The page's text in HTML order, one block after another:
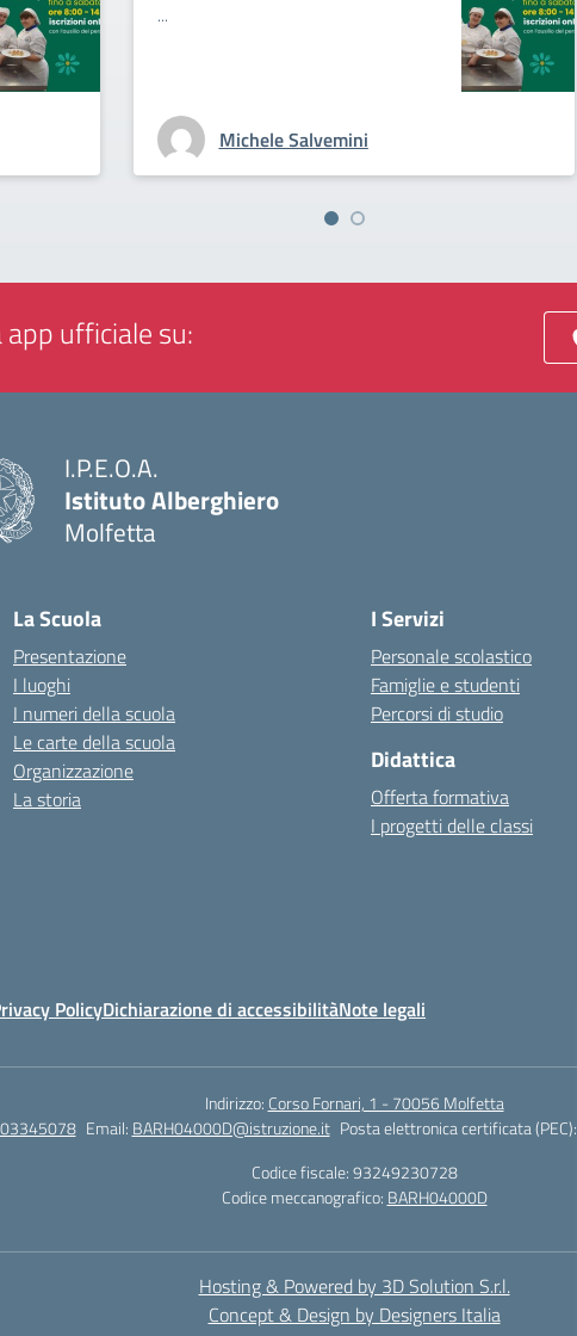
...
Michele Salvemini
ufficiale su:
I.P.E.O.A.
Istituto Alberghiero
Molfetta
La Scuola
Presentazione
I luoghi
I numeri della scuola
Le carte della scuola
Organizzazione
La storia
I Servizi
Personale scolastico
Famiglie e studenti
Percorsi di studio
Didattica
Offerta formativa
I progetti delle classi
PolicyDichiarazione di accessibilitàNote legali
Indirizzo: Corso Fornari, 1 - 70056 Molfetta
Email: BARH04000D@istruzione.it Posta elettronica certificata (PEC):
Codice fiscale: 93249230728
Codice meccanografico: BARH04000D
Hosting & Powered by 3D Solution S.r.l.
Concept & Design by Designers Italia